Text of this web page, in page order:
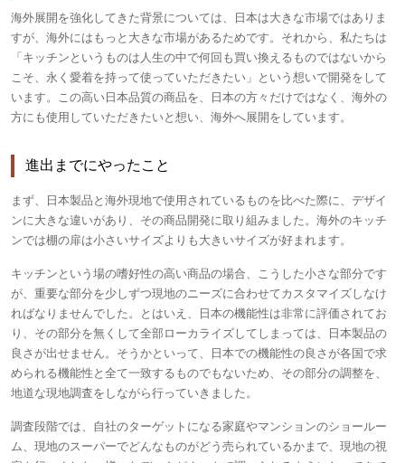
海外展開を強化してきた背景については、日本は大きな市場ではありま
すが、海外にはもっと大きな市場があるためです。それから、私たちは
「キッチンというものは人生の中で何回も買い換えるものではないから
こそ、永く愛着を持って使っていただきたい」という想いで開発をして
います。この高い日本品質の商品を、日本の方々だけではなく、海外の
方にも使用していただきたいと想い、海外へ展開をしています。
進出までにやったこと
まず、日本製品と海外現地で使用されているものを比べた際に、デザイ
ンに大きな違いがあり、その商品開発に取り組みました。海外のキッチ
ンでは棚の扉は小さいサイズよりも大きいサイズが好まれます。
キッチンという場の嗜好性の高い商品の場合、こうした小さな部分です
が、重要な部分を少しずつ現地のニーズに合わせてカスタマイズしなけ
ればなりませんでした。とはいえ、日本の機能性は非常に評価されてお
り、その部分を無くして全部ローカライズしてしまっては、日本製品の
良さが出せません。そうかといって、日本での機能性の良さが各国で求
められる機能性と全て一致するものでもないため、その部分の調整を、
地道な現地調査をしながら行っていきました。
調査段階では、自社のターゲットになる家庭やマンションのショールー
ム、現地のスーパーでどんなものがどう売られているかまで、現地の視